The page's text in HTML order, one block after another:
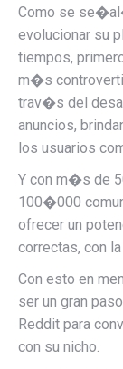
Como se
evolucionar su
tiempos,
m�s
trav�s del
anuncios,
los usuarios
Y con m�s de
100�000
ofrecer un
correctas, con
Con esto en
ser un gran
Reddit para
con su nicho.